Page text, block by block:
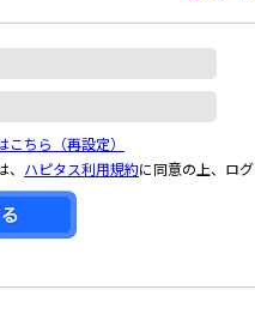
ちら（再設定）
ハピタス利用規約に同意の上、ロ